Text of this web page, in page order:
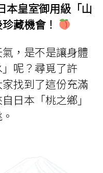
本皇室御用級「山
藏機會！
，是不是讓身體
呢？尋覓了許
找到了這份充滿
日本「桃之鄉」